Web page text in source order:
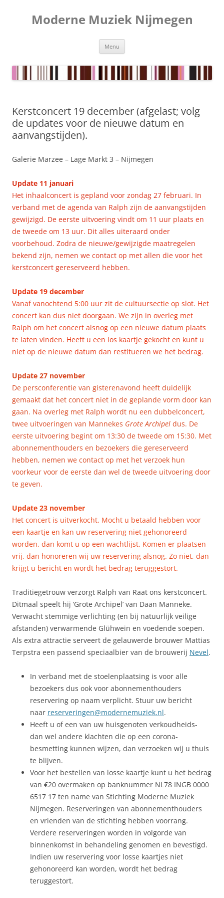
inhoudModerne Muziek Nijmegen
Menu
Kerstconcert 19 december (afgelast; volg
de updates voor de nieuwe datum en
aanvangstijden).
Galerie Marzee – Lage Markt 3 – Nijmegen
Update 11 januari
Het inhaalconcert is gepland voor zondag 27 februari. In
verband met de agenda van Ralph zijn de aanvangstijden
gewijzigd. De eerste uitvoering vindt om 11 uur plaats en
de tweede om 13 uur. Dit alles uiteraard onder
voorbehoud. Zodra de nieuwe/gewijzigde maatregelen
bekend zijn, nemen we contact op met allen die voor het
kerstconcert gereserveerd hebben.
Update 19 december
Vanaf vanochtend 5:00 uur zit de cultuursectie op slot. Het
concert kan dus niet doorgaan. We zijn in overleg met
Ralph om het concert alsnog op een nieuwe datum plaats
te laten vinden. Heeft u een los kaartje gekocht en kunt u
niet op de nieuwe datum dan restitueren we het bedrag.
Update 27 november
De persconferentie van gisterenavond heeft duidelijk
gemaakt dat het concert niet in de geplande vorm door kan
gaan. Na overleg met Ralph wordt nu een dubbelconcert,
twee uitvoeringen van Mannekes Grote Archipel dus. De
eerste uitvoering begint om 13:30 de tweede om 15:30. Met
abonnementhouders en bezoekers die gereserveerd
hebben, nemen we contact op met het verzoek hun
voorkeur voor de eerste dan wel de tweede uitvoering door
te geven.
Update 23 november
Het concert is uitverkocht. Mocht u betaald hebben voor
een kaartje en kan uw reservering niet gehonoreerd
worden, dan komt u op een wachtlijst. Komen er plaatsen
vrij, dan honoreren wij uw reservering alsnog. Zo niet, dan
krijgt u bericht en wordt het bedrag teruggestort.
Traditiegetrouw verzorgt Ralph van Raat ons kerstconcert.
Ditmaal speelt hij ‘Grote Archipel’ van Daan Manneke.
Verwacht stemmige verlichting (en bij natuurlijk veilige
afstanden) verwarmende Glühwein en voedende soepen.
Als extra attractie serveert de gelauwerde brouwer Mattias
Terpstra een passend speciaalbier van de brouwerij Nevel.
In verband met de stoelenplaatsing is voor alle
bezoekers dus ook voor abonnementhouders
reservering op naam verplicht. Stuur uw bericht
naar reserveringen@modernemuziek.nl.
Heeft u of een van uw huisgenoten verkoudheids-
dan wel andere klachten die op een corona-
besmetting kunnen wijzen, dan verzoeken wij u thuis
te blijven.
Voor het bestellen van losse kaartje kunt u het bedrag
van €20 overmaken op banknummer NL78 INGB 0000
6517 17 ten name van Stichting Moderne Muziek
Nijmegen. Reserveringen van abonnementhouders
en vrienden van de stichting hebben voorrang.
Verdere reserveringen worden in volgorde van
binnenkomst in behandeling genomen en bevestigd.
Indien uw reservering voor losse kaartjes niet
gehonoreerd kan worden, wordt het bedrag
teruggestort.